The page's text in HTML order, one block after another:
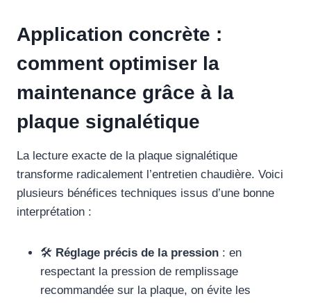
Application concrète :
comment optimiser la
maintenance grâce à la
plaque signalétique
La lecture exacte de la plaque signalétique
transforme radicalement l’entretien chaudière. Voici
plusieurs bénéfices techniques issus d’une bonne
interprétation :
🛠️ Réglage précis de la pression : en
respectant la pression de remplissage
recommandée sur la plaque, on évite les